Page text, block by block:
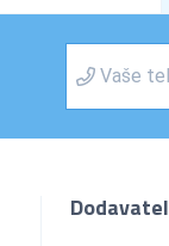
Dodavatel